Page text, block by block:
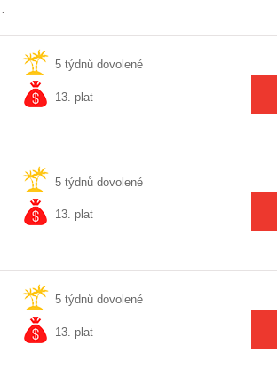
5 týdnů dovolené
13. plat
5 týdnů dovolené
13. plat
5 týdnů dovolené
13. plat